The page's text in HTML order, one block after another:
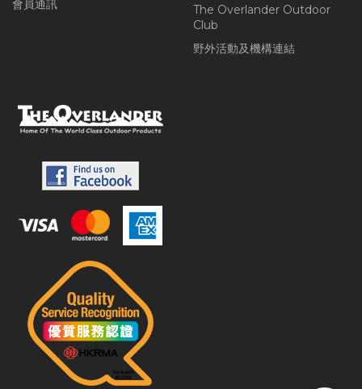
會員通訊
The Overlander Outdoor
Club
野外活動及機構連結